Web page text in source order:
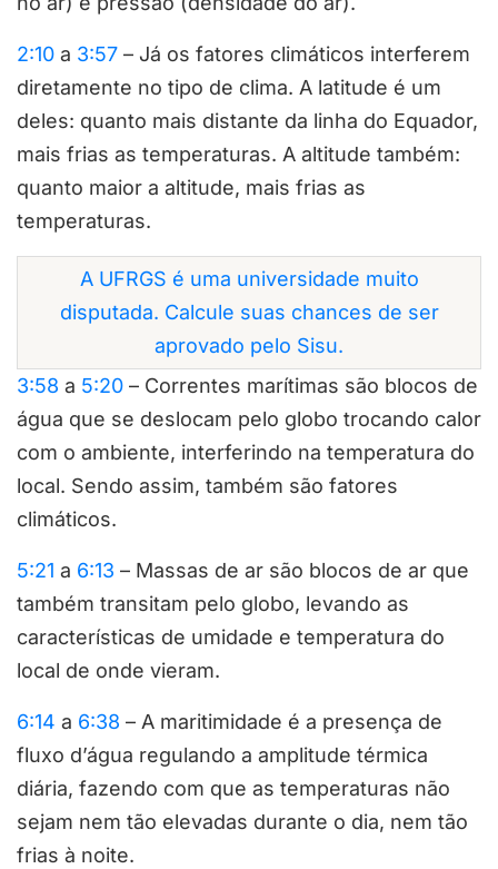
2:10 a 3:57 – Já os fatores climáticos interferem
diretamente no tipo de clima. A latitude é um
deles: quanto mais distante da linha do Equador,
mais frias as temperaturas. A altitude também:
quanto maior a altitude, mais frias as
temperaturas.
A UFRGS é uma universidade muito
disputada. Calcule suas chances de ser
aprovado pelo Sisu.
3:58 a 5:20 – Correntes marítimas são blocos de
água que se deslocam pelo globo trocando calor
com o ambiente, interferindo na temperatura do
local. Sendo assim, também são fatores
climáticos.
5:21 a 6:13 – Massas de ar são blocos de ar que
também transitam pelo globo, levando as
características de umidade e temperatura do
local de onde vieram.
6:14 a 6:38 – A maritimidade é a presença de
fluxo d’água regulando a amplitude térmica
diária, fazendo com que as temperaturas não
sejam nem tão elevadas durante o dia, nem tão
frias à noite.